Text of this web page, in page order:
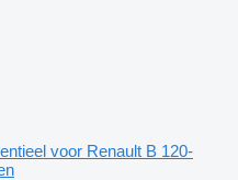
voor Renault B 120-